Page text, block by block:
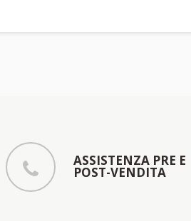
ASSISTENZA PRE E
POST-VENDITA